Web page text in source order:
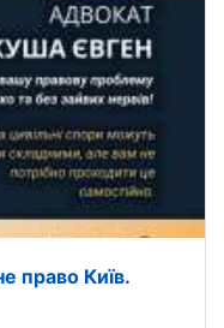
право Київ.